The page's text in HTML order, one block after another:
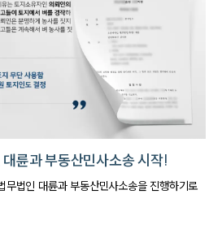
륜과 부동산민사소송 시작!
무법인 대륜과 부동산민사소송을 진행하기로